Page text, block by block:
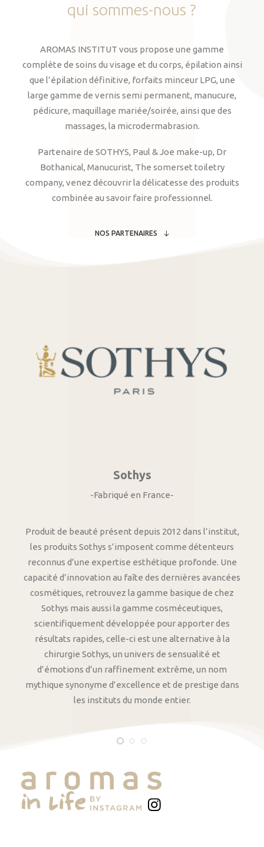
qui sommes-nous ?
AROMAS INSTITUT vous propose une gamme
complète de soins du visage et du corps, épilation ainsi
que l’épilation définitive, forfaits minceur LPG, une
large gamme de vernis semi permanent, manucure,
pédicure, maquillage mariée/soirée, ainsi que des
massages, la microdermabrasion.
Partenaire de SOTHYS, Paul & Joe make-up, Dr
Bothanical, Manucurist, The somerset toiletry
company, venez découvrir la délicatesse des produits
combinée au savoir faire professionnel.
NOS PARTENAIRES
Sothys
-Fabriqué en France-
Produit de beauté présent depuis 2012 dans l’institut,
les produits Sothys s’imposent comme détenteurs
reconnus d’une expertise esthétique profonde. Une
capacité d’innovation au faîte des dernières avancées
cosmétiques, retrouvez la gamme basique de chez
Sothys mais aussi la gamme cosméceutiques,
scientifiquement développée pour apporter des
résultats rapides, celle-ci est une alternative à la
chirurgie Sothys, un univers de sensualité et
d’émotions d’un raffinement extrême, un nom
mythique synonyme d’excellence et de prestige dans
les instituts du monde entier.